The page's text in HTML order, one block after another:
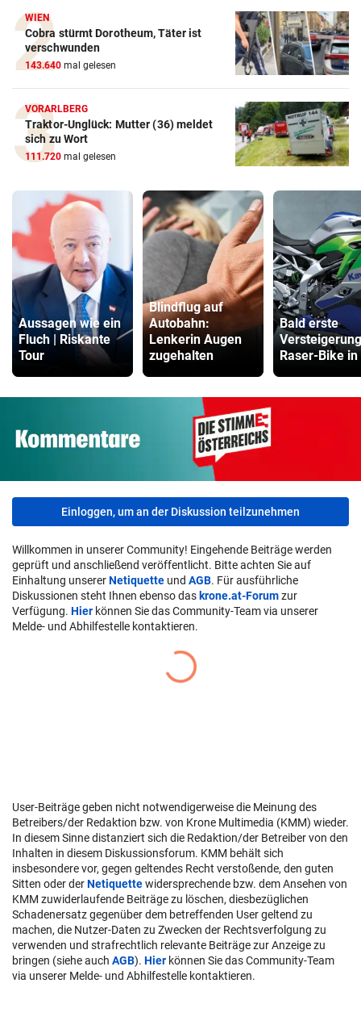
WIEN
Cobra stürmt Dorotheum, Täter ist
verschwunden
143.640 mal gelesen
VORARLBERG
Traktor-Unglück: Mutter (36) meldet
sich zu Wort
111.720 mal gelesen
Aussagen wie ein
Fluch | Riskante
Tour
Blindflug auf
Autobahn:
Lenkerin Augen
zugehalten
Bald erste
Raser-Bike in
Einloggen, um an der Diskussion teilzunehmen
Willkommen in unserer Community! Eingehende Beiträge werden
geprüft und anschließend veröffentlicht. Bitte achten Sie auf
Einhaltung unsererNetiquette und AGB. Für ausführliche
Diskussionen steht Ihnen ebenso das krone.at-Forumzur
Verfügung. Hier können Sie das Community-Team via unserer
Melde- und Abhilfestelle kontaktieren.
User-Beiträge geben nicht notwendigerweise die Meinung des
Betreibers/der Redaktion bzw. von Krone Multimedia (KMM) wieder.
In diesem Sinne distanziert sich die Redaktion/der Betreiber von den
Inhalten in diesem Diskussionsforum. KMM behält sich
insbesondere vor, gegen geltendes Recht verstoßende, den guten
Sitten oder derNetiquettewidersprechende bzw. dem Ansehen von
KMM zuwiderlaufende Beiträge zu löschen, diesbezüglichen
Schadenersatz gegenüber dem betreffenden User geltend zu
machen, die Nutzer-Daten zu Zwecken der Rechtsverfolgung zu
verwenden und strafrechtlich relevante Beiträge zur Anzeige zu
bringen (siehe auch AGB). Hier können Sie das Community-Team
via unserer Melde- und Abhilfestelle kontaktieren.